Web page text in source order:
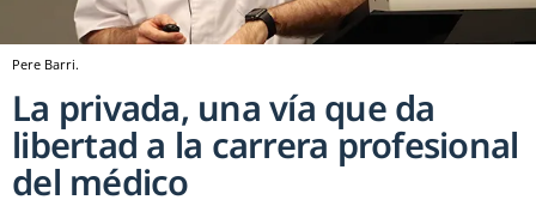
Pere Barri.
La privada, una vía que da
libertad a la carrera profesional
del médico